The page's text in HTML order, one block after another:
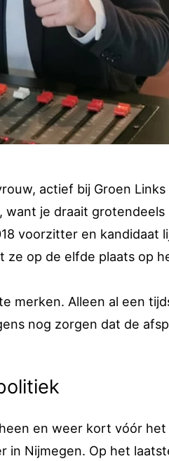
actief bij Groen
je draait grotendeels
voorzitter en kandidaat
op de elfde plaats op
merken. Alleen al een
nog zorgen dat de
en weer kort vóór
in Nijmegen. Op het